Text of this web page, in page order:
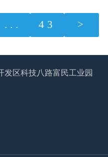
... 43 >
发区科技八路富民工业园